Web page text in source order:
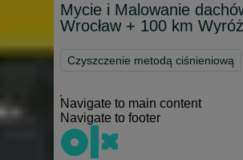
Mycie i Malowanie
Wrocław + 100 km
Czyszczenie metodą ciśnieniową
Navigate to main content
Navigate to footer